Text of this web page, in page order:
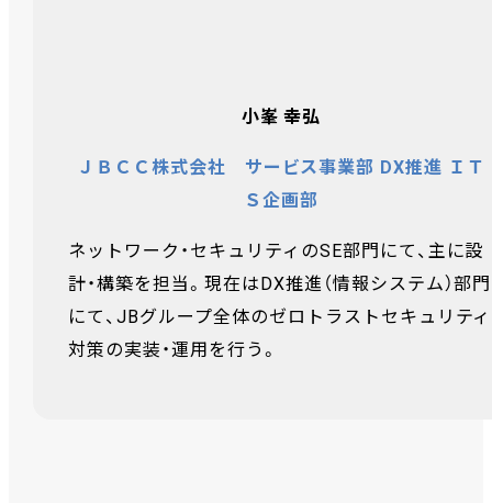
小峯 幸弘
ＪＢＣＣ株式会社 サービス事業部 DX推進 ＩＴ
Ｓ企画部
ネットワーク・セキュリティのSE部門にて、主に設
計・構築を担当。現在はDX推進（情報システム）部門
にて、JBグループ全体のゼロトラストセキュリティ
対策の実装・運用を行う。